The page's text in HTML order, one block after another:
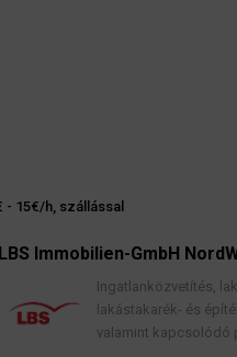
- 15€/h, szállással
NordWest
lakáscélú finanszírozási
és építési megtakarítási
pénzügyi tanácsadás.